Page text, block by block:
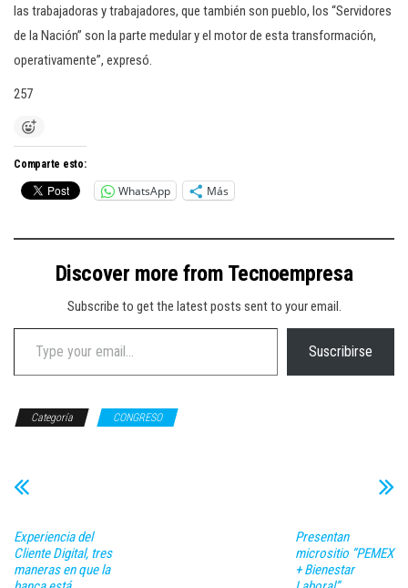
las trabajadoras y trabajadores, que también son pueblo, los “Servidores
de la Nación” son la parte medular y el motor de esta transformación,
operativamente”, expresó.
257
Comparte esto:
WhatsApp Más
Discover more from Tecnoempresa
Subscribe to get the latest posts sent to your email.
Type your email…
Suscribirse
Categoría CONGRESO
Experiencia del
Cliente Digital, tres
maneras en que la
Presentan
micrositio “PEMEX
+ Bienestar